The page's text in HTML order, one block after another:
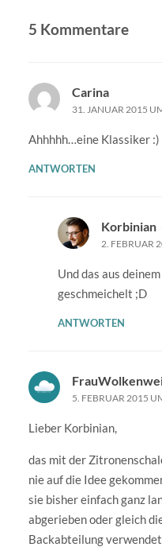
5 Kommentare
Carina
31. JANUAR 2015
Ahhhhh…eine Klassiker
ANTWORTEN
Korbinian
2. FEBRUAR
Und das aus
geschmeichelt ;D
ANTWORTEN
5. FEBRUAR 2015
Lieber Korbinian,
das mit der
nie auf die Idee
sie bisher einfach ganz
abgerieben oder gleich
Backabteilung